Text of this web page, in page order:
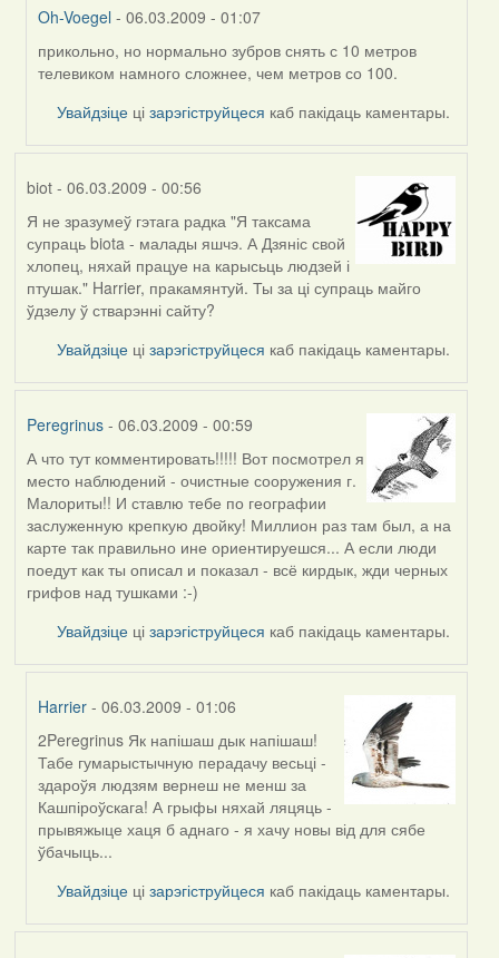
Oh-Voegel - 06.03.2009 - 01:07
In
reply
Harrier
прикольно, но нормально зубров снять с 10 метров
телевиком намного сложнее, чем метров со 100.
Увайдзіце цізарэгіструйцеся каб пакідаць каментары.
biot- 06.03.2009 - 00:56
Я не зразумеў гэтага радка "Я таксама
супраць biota - малады яшчэ. А Дзяніс свой
хлопец, няхай працуе на карысьць людзей і
птушак." Harrier, пракамянтуй. Ты за ці супраць майго
ўдзелу ў стварэнні сайту?
Увайдзіце цізарэгіструйцеся каб пакідаць каментары.
Peregrinus- 06.03.2009 - 00:59
А что тут комментировать!!!!! Вот посмотрел я
место наблюдений - очистные сооружения г.
Малориты!! И ставлю тебе по географии
заслуженную крепкую двойку! Миллион раз там был, а на
карте так правильно ине ориентируешся... А если люди
поедут как ты описал и показал - всё кирдык, жди черных
грифов над тушками :-)
Увайдзіце цізарэгіструйцеся каб пакідаць каментары.
Harrier - 06.03.2009 - 01:06
In
reply
to
by
Peregrinus
2Peregrinus Як напішаш дык напішаш!
Табе гумарыстычную перадачу весьці -
здароўя людзям вернеш не менш за
Кашпіроўскага! А грыфы няхай ляцяць -
прывяжыце хаця б аднаго - я хачу новы від для сябе
ўбачыць...
Увайдзіце цізарэгіструйцеся каб пакідаць каментары.